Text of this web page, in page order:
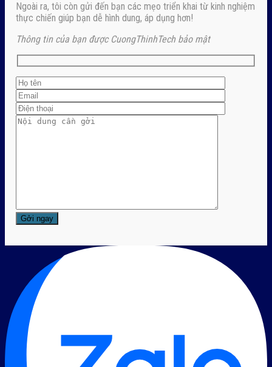
Ngoài ra, tôi còn gửi đến bạn các mẹo triển khai từ kinh nghiệm
thực chiến giúp bạn dễ hình dung, áp dụng hơn!
Thông tin của bạn được CuongThinhTech bảo mật